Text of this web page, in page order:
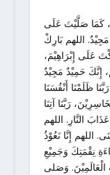
كَمَا صَلَّيْتَ عَلَى
اللهم بَارِكْ
عَلَى إِبْرَاهِيْمَ،
ظَلَمْنَا أَنْفُسَنَا
رَبَّنَا آتِنَا
النَّارِ. اللهم
اللهم إِنَّا نَعُوْذُ
نِقْمَتِكَ وَجَمِيْعِ
وَصَلى